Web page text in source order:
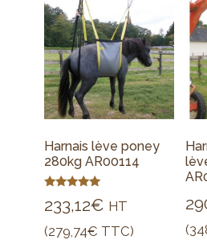
Harnais lève poney
280kg AR00114
5.00
233,12€ HT
(279,74€ TTC)
(